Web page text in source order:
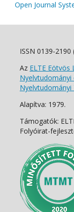
Open Journal
ISSN 0139-
Az ELTE
Nyelvtudományi
Nyelvtudományi
Alapítva: 1979.
Támogatók:
Folyóirat-